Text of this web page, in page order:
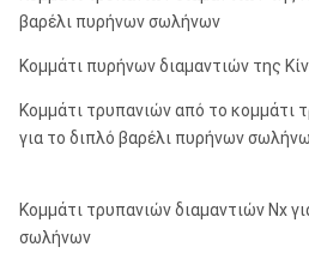
βαρέλι πυρήνων σωλήνων
Κομμάτι πυρήνων διαμαντιών της
Κομμάτι τρυπανιών από το κομμάτι
για το διπλό βαρέλι πυρήνων
Κομμάτι τρυπανιών διαμαντιών Nx
σωλήνων